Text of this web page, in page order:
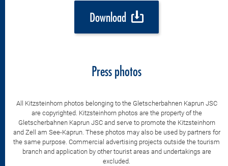
Download
Press photos
All Kitzsteinhorn photos belonging to the Gletscherbahnen Kaprun JSC
are copyrighted. Kitzsteinhorn photos are the property of the
Gletscherbahnen Kaprun JSC and serve to promote the Kitzsteinhorn
and Zell am See-Kaprun. These photos may also be used by partners for
the same purpose. Commercial advertising projects outside the tourism
branch and application by other tourist areas and undertakings are
excluded.